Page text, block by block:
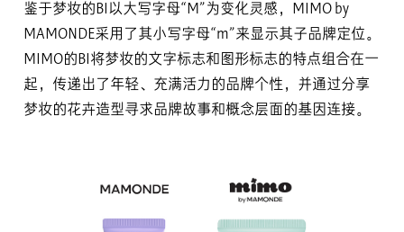
鉴于梦妆的BI以大写字母“M”为变化灵感，MIMO by
MAMONDE采用了其小写字母“m”来显示其子品牌定位。
MIMO的BI将梦妆的文字标志和图形标志的特点组合在一
起，传递出了年轻、充满活力的品牌个性，并通过分享
梦妆的花卉造型寻求品牌故事和概念层面的基因连接。